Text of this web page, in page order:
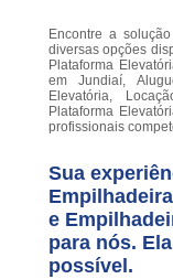
Encontre a
diversas opções
Plataforma
em Jundiaí,
Elevatória,
Plataforma
profissionais
Sua
e
para nós.
possível.